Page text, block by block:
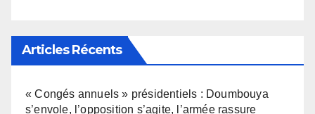
Articles Récents
« Congés annuels » présidentiels : Doumbouya
s’envole, l’opposition s’agite, l’armée rassure